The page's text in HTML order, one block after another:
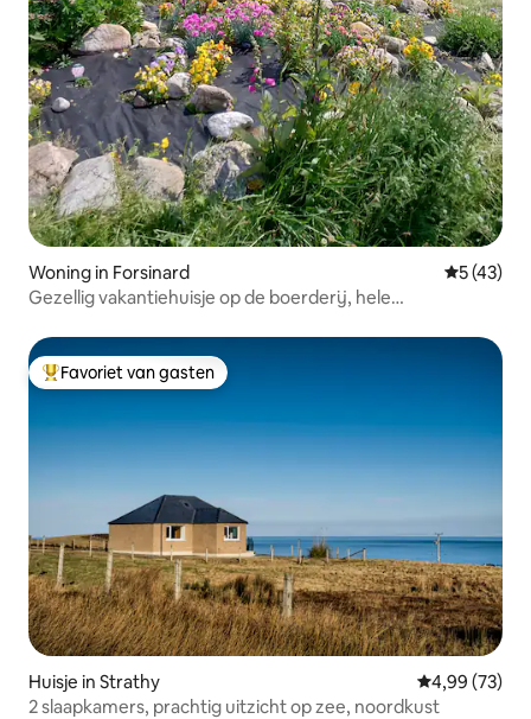
Woning in Forsinard
5 (43)
Gezellig vakantiehuisje op de boerderij, hele
Topfavoriet van gasten
Favoriet van gasten
Huisje in Strathy Gemiddelde
4,99 (73)
2 slaapkamers, prachtig uitzicht op zee, noordkust